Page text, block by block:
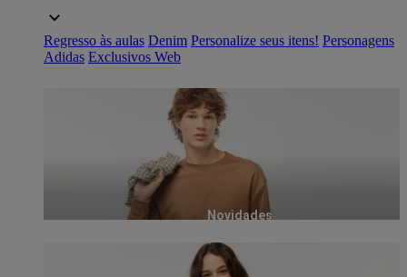
Regresso às aulas Denim Personalize seus itens! Personagens
Adidas Exclusivos Web
Novidades